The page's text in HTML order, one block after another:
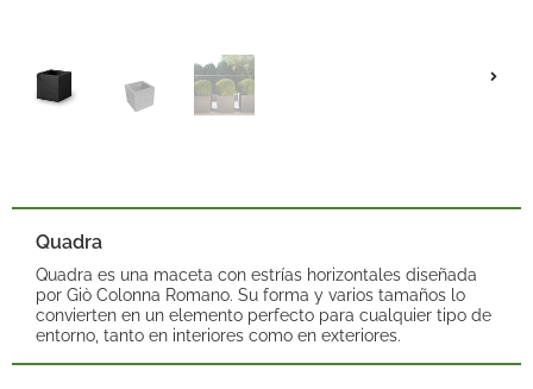
Quadra
Quadra es una maceta con estrías horizontales diseñada
por Giò Colonna Romano. Su forma y varios tamaños lo
convierten en un elemento perfecto para cualquier tipo de
entorno, tanto en interiores como en exteriores.